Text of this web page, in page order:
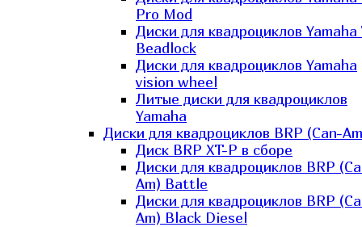
Pro Mod
Диски для квадроциклов Yamaha
Beadlock
Диски для квадроциклов Yamaha
vision wheel
Литые диски для квадроциклов
Yamaha
Диски для квадроциклов BRP (Can-
Диск BRP XT-P в сборе
Диски для квадроциклов BRP
Am) Battle
Диски для квадроциклов BRP
Am) Black Diesel